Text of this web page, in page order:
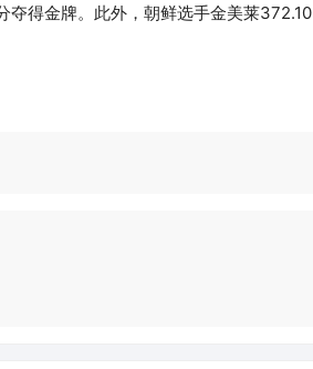
得金牌。此外，朝鲜选手金美莱372.10